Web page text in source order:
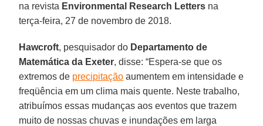
na revista Environmental Research Letters na
terça-feira, 27 de novembro de 2018.
Hawcroft, pesquisador do Departamento de
Matemática da Exeter, disse: “Espera-se que os
extremos de precipitação aumentem em intensidade e
freqüência em um clima mais quente. Neste trabalho,
atribuímos essas mudanças aos eventos que trazem
muito de nossas chuvas e inundações em larga